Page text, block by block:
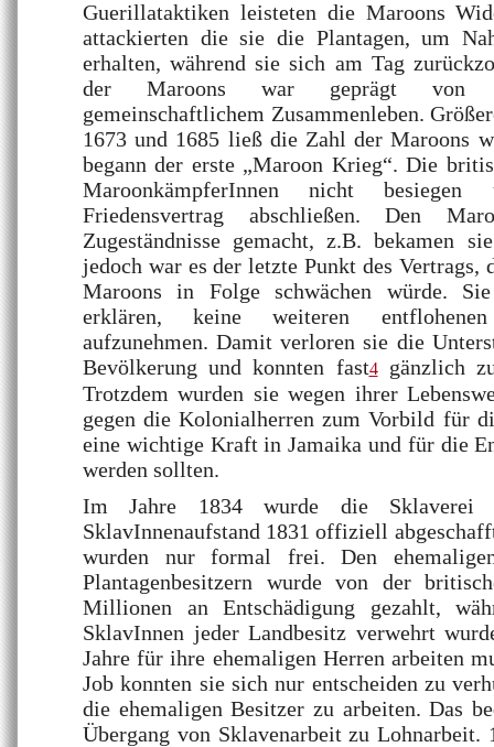
Guerillataktiken leisteten die Maroons
attackierten die sie die Plantagen, um
erhalten, während sie sich am Tag
der Maroons war geprägt von
gemeinschaftlichem Zusammenleben.
1673 und 1685 ließ die Zahl der Maroons
begann der erste „Maroon Krieg“. Die
MaroonkämpferInnen nicht
Friedensvertrag abschließen. Den
Zugeständnisse gemacht, z.B. bekamen
jedoch war es der letzte Punkt des Vertrags,
Maroons in Folge schwächen würde.
erklären, keine weiteren
aufzunehmen. Damit verloren sie die
Bevölkerung und konnten fast4gänzlich
Trotzdem wurden sie wegen ihrer
gegen die Kolonialherren zum Vorbild für
eine wichtige Kraft in Jamaika und für die
werden sollten.
Im Jahre 1834 wurde die Sklaverei
SklavInnenaufstand 1831 offiziell
wurden nur formal frei. Den
Plantagenbesitzern wurde von der
Millionen an Entschädigung gezahlt,
SklavInnen jeder Landbesitz verwehrt
Jahre für ihre ehemaligen Herren arbeiten
Job konnten sie sich nur entscheiden zu
die ehemaligen Besitzer zu arbeiten. Das
Übergang von Sklavenarbeit zu Lohnarbeit.